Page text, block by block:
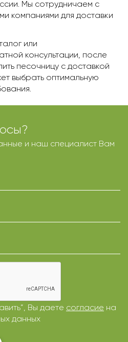
Мы сотрудничаем с
компаниями для доставки
или
консультации, после
песочницу с доставкой
выбрать оптимальную
и наш специалист Вам
Вы даете согласие на
данных